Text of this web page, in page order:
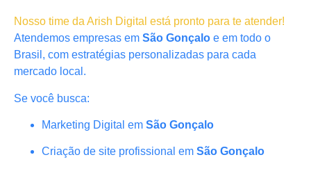
Nosso time da Arish Digital está pronto para te atender!
Atendemos empresas em São Gonçalo e em todo o
Brasil, com estratégias personalizadas para cada
mercado local.
Se você busca:
Marketing Digital em São Gonçalo
Criação de site profissional em São Gonçalo